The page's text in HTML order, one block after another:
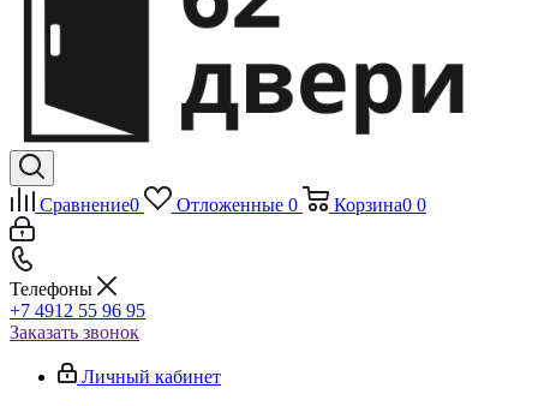
Сравнение0 Отложенные 0 Корзина0 0
Телефоны
+7 4912 55 96 95
Заказать звонок
Личный кабинет